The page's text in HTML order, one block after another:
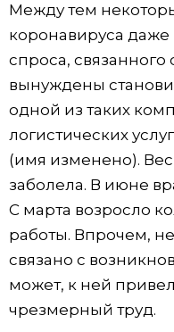
Между тем
коронавируса даже
спроса, связанного
вынуждены
одной из таких
логистических
(имя изменено).
заболела. В июне
С марта возросло
работы. Впрочем,
связано с
может, к ней
чрезмерный труд.